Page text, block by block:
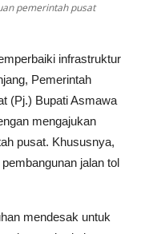
pemerintah pusat
infrastruktur
Pemerintah
(Pj.) Bupati Asmawa
mengajukan
pusat. Khususnya,
jalan tol
mendesak untuk